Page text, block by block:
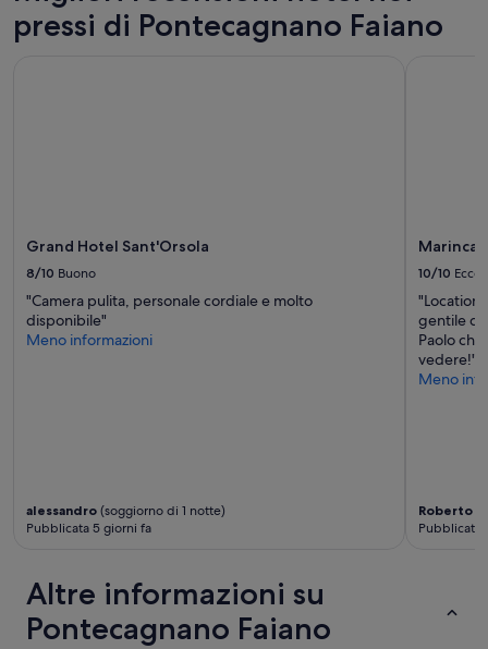
h
e
e
disponibilità
pressi di Pontecagnano Faiano
Grand Hotel Sant'Orsola
8/10 Buono
"Camera pulita, personale cordiale e molto
disponibile"
Meno informazioni
alessandro (soggiorno di 1 notte)
Pubblicata 5 giorni fa
10/10
"Location
gentile
Paolo
vedere!"
Meno
Roberto
Pubblicata
Altre informazioni su
Pontecagnano Faiano